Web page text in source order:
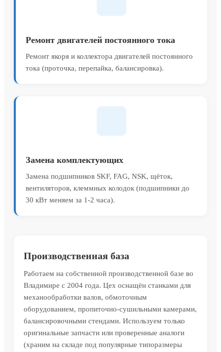
Ремонт двигателей постоянного тока
Ремонт якоря и коллектора двигателей постоянного
тока (проточка, перепайка, балансировка).
Замена комплектующих
Замена подшипников SKF, FAG, NSK, щёток,
вентиляторов, клеммных колодок (подшипники до
30 кВт меняем за 1-2 часа).
Производственная база
Работаем на собственной производственной базе во
Владимире с 2004 года. Цех оснащён станками для
механообработки валов, обмоточным
оборудованием, пропиточно-сушильными камерами,
балансировочными стендами. Используем только
оригинальные запчасти или проверенные аналоги
(храним на складе под популярные типоразмеры